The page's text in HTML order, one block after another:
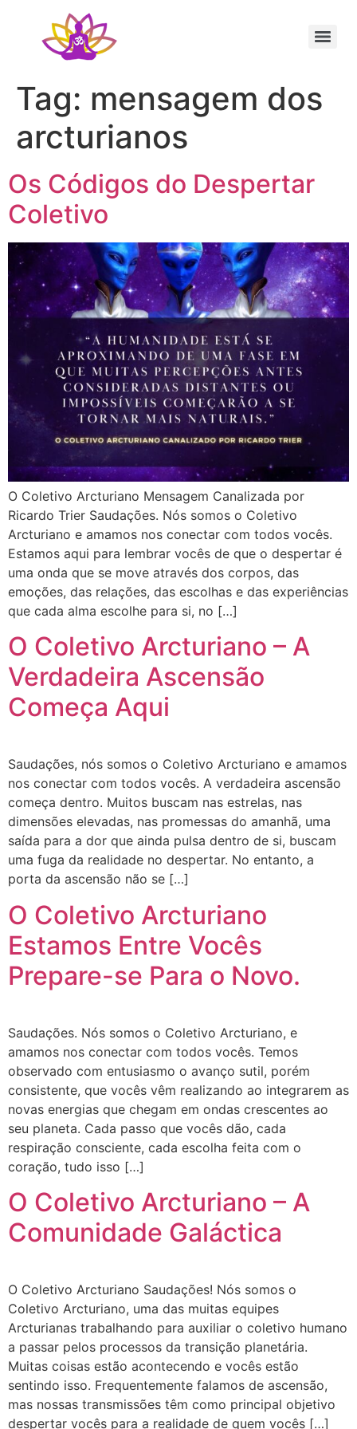
Tag: mensagem dos
arcturianos
Os Códigos do Despertar
Coletivo
O Coletivo Arcturiano Mensagem Canalizada por
Ricardo Trier Saudações. Nós somos o Coletivo
Arcturiano e amamos nos conectar com todos vocês.
Estamos aqui para lembrar vocês de que o despertar é
uma onda que se move através dos corpos, das
emoções, das relações, das escolhas e das experiências
que cada alma escolhe para si, no […]
O Coletivo Arcturiano – A
Verdadeira Ascensão
Começa Aqui
Saudações, nós somos o Coletivo Arcturiano e amamos
nos conectar com todos vocês. A verdadeira ascensão
começa dentro. Muitos buscam nas estrelas, nas
dimensões elevadas, nas promessas do amanhã, uma
saída para a dor que ainda pulsa dentro de si, buscam
uma fuga da realidade no despertar. No entanto, a
porta da ascensão não se […]
O Coletivo Arcturiano
Estamos Entre Vocês
Prepare-se Para o Novo.
Saudações. Nós somos o Coletivo Arcturiano, e
amamos nos conectar com todos vocês. Temos
observado com entusiasmo o avanço sutil, porém
consistente, que vocês vêm realizando ao integrarem as
novas energias que chegam em ondas crescentes ao
seu planeta. Cada passo que vocês dão, cada
respiração consciente, cada escolha feita com o
coração, tudo isso […]
O Coletivo Arcturiano – A
Comunidade Galáctica
O Coletivo Arcturiano Saudações! Nós somos o
Coletivo Arcturiano, uma das muitas equipes
Arcturianas trabalhando para auxiliar o coletivo humano
a passar pelos processos da transição planetária.
Muitas coisas estão acontecendo e vocês estão
sentindo isso. Frequentemente falamos de ascensão,
mas nossas transmissões têm como principal objetivo
despertar vocês para a realidade de quem vocês […]